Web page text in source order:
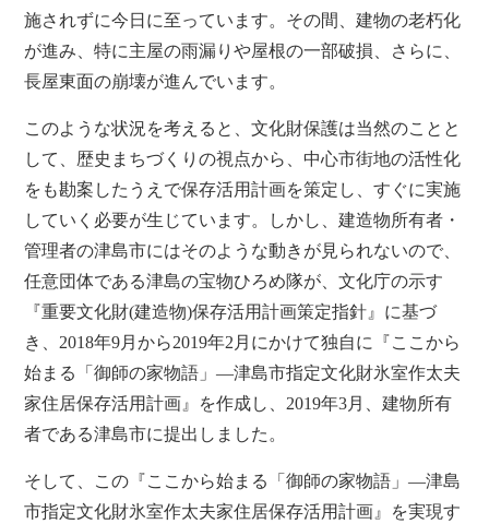
施されずに今日に至っています。その間、建物の老朽化
が進み、特に主屋の雨漏りや屋根の一部破損、さらに、
長屋東面の崩壊が進んでいます。
このような状況を考えると、文化財保護は当然のことと
して、歴史まちづくりの視点から、中心市街地の活性化
をも勘案したうえで保存活用計画を策定し、すぐに実施
していく必要が生じています。しかし、建造物所有者・
管理者の津島市にはそのような動きが見られないので、
任意団体である津島の宝物ひろめ隊が、文化庁の示す
『重要文化財(建造物)保存活用計画策定指針』に基づ
き、2018年9月から2019年2月にかけて独自に『ここから
始まる「御師の家物語」―津島市指定文化財氷室作太夫
家住居保存活用計画』を作成し、2019年3月、建物所有
者である津島市に提出しました。
そして、この『ここから始まる「御師の家物語」―津島
市指定文化財氷室作太夫家住居保存活用計画』を実現す